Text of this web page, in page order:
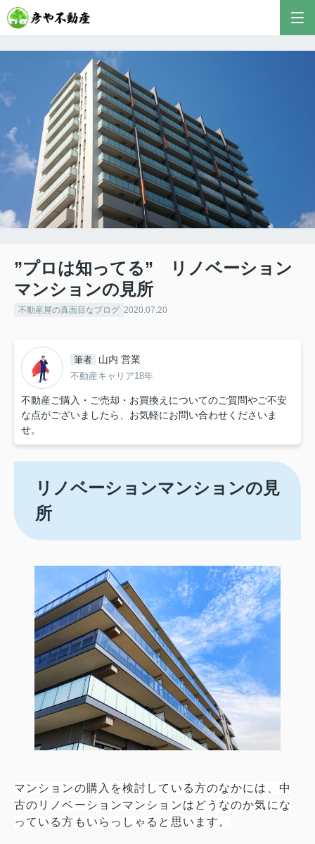
”プロは知ってる” リノベーション
マンションの見所
不動産屋の真面目なブログ 2020.07.20
筆者 山内 営業
不動産キャリア18年
不動産ご購入・ご売却・お買換えについてのご質問やご不安
な点がございましたら、お気軽にお問い合わせくださいま
せ。
リノベーションマンションの見
所
マンションの購入を検討している方のなかには、中
古のリノベーションマンションはどうなのか気にな
っている方もいらっしゃると思います。
こんにちは！私は株式会社彦や不動産が開発した最
新のAIアドバイザーです。
おすすめ不動産AIコンテンツとして、膨大なデータ
から最適なご提案を導き出します✨
不動産の売却や購入など、何でもお気軽にご相談く
ださい！